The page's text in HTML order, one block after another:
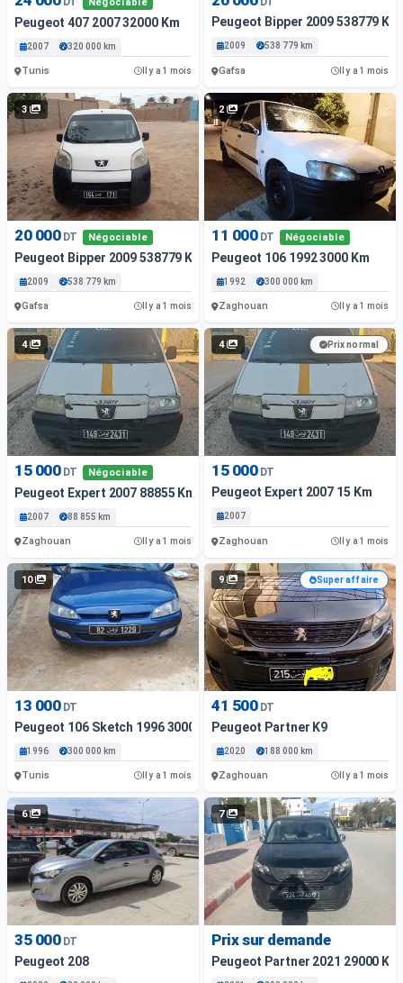
Peugeot 407 2007 32000 Km
2007 320 000 km
Tunis Il y a 1 mois
Peugeot Bipper 2009 538779 Km
2009 538 779 km
Gafsa Il y a 1 mois
3
20 000 DT Négociable
Peugeot Bipper 2009 538779 Km
2009 538 779 km
Gafsa Il y a 1 mois
2
11 000 DT Négociable
Peugeot 106 1992 3000 Km
1992 300 000 km
Zaghouan Il y a 1 mois
4
15 000 DT Négociable
Peugeot Expert 2007 88855 Km
2007 88 855 km
Zaghouan Il y a 1 mois
4 Prix normal
15 000 DT
Peugeot Expert 2007 15 Km
2007
Zaghouan Il y a 1 mois
10
13 000 DT
Peugeot 106 Sketch 1996 3000 Km
1996 300 000 km
Tunis Il y a 1 mois
9 Super affaire
41 500 DT
Peugeot Partner K9
2020 188 000 km
Zaghouan Il y a 1 mois
6
35 000 DT
Peugeot 208
7
Prix sur demande
Peugeot Partner 2021 29000 Km